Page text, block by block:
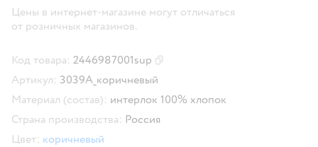
Цены в интернет-магазине могут отличаться
от розничных магазинов.
Код товара: 2446987001sup
Артикул: 3039А_коричневый
Материал (состав): интерлок 100% хлопок
Страна производства: Россия
Цвет: коричневый